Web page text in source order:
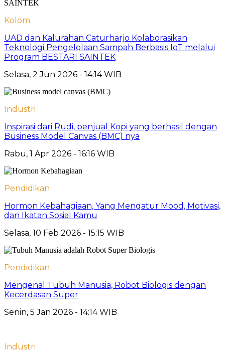
Kolom
UAD dan Kalurahan Caturharjo Kolaborasikan
Teknologi Pengelolaan Sampah Berbasis IoT melalui
Program BESTARI SAINTEK
Selasa, 2 Jun 2026 - 14:14 WIB
Industri
Inspirasi dari Rudi, penjual Kopi yang berhasil dengan
Business Model Canvas (BMC) nya
Rabu, 1 Apr 2026 - 16:16 WIB
Pendidikan
Hormon Kebahagiaan, Yang Mengatur Mood, Motivasi,
dan Ikatan Sosial Kamu
Selasa, 10 Feb 2026 - 15:15 WIB
Pendidikan
Mengenal Tubuh Manusia, Robot Biologis dengan
Kecerdasan Super
Senin, 5 Jan 2026 - 14:14 WIB
Industri